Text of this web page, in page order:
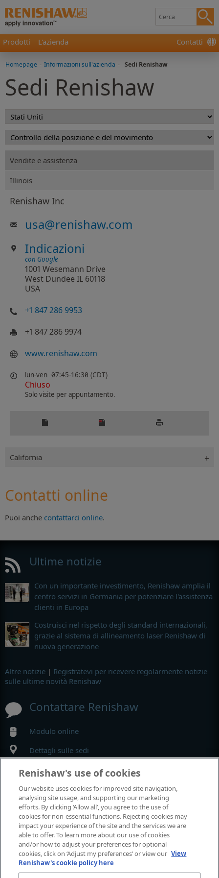
Prodotti L'azienda Contatti
Homepage - Informazioni sull'azienda - Sedi Renishaw
Sedi Renishaw
Vendite e assistenza
Illinois
Renishaw Inc
usa@renishaw.com
Indicazioni
con Google
1001 Wesemann Drive
West Dundee IL 60118
USA
+1 847 286 9953
+1 847 286 9974
www.renishaw.com
lun-ven 07:45-16:30 (CDT)
Chiuso
Solo visite per appuntamento.
California
Contatti online
Puoi anche contattarci online.
Ultime notizie
Con un importante investimento, Renishaw amplia il
centro servizi in Germania per potenziare l'assistenza
clienti in Europa
Costruisci nel rispetto degli standard internazionali,
grazie al sistema di allineamento laser Renishaw di
nuova generazione
Altre notizie | Registratevi per ricevere regolarmente notizie
sulle ultime novità Renishaw
Contattare Renishaw
Modulo online
Dettagli sulle sedi
MyRenishaw
Negozio online
Fiere e conferenze
Renishaw partecipa a questi eventi
Renishaw's use of cookies
Our website uses cookies for improved site navigation,
analysing site usage, and supporting our marketing
efforts. By clicking ‘Allow all’, you agree to the use of
cookies for non-essential functions. Rejecting cookies may
impact your experience of the site and the services we are
able to offer. To learn more about our use of cookies
and/or how to adjust your preferences for optional
cookies, click on ‘Adjust my preferences’ or view our View
Renishaw's cookie policy here